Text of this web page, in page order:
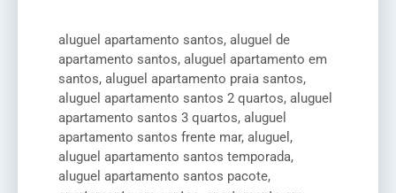
aluguel apartamento santos, aluguel de
apartamento santos, aluguel apartamento em
santos, aluguel apartamento praia santos,
aluguel apartamento santos 2 quartos, aluguel
apartamento santos 3 quartos, aluguel
apartamento santos frente mar, aluguel,
aluguel apartamento santos temporada,
aluguel apartamento santos pacote,